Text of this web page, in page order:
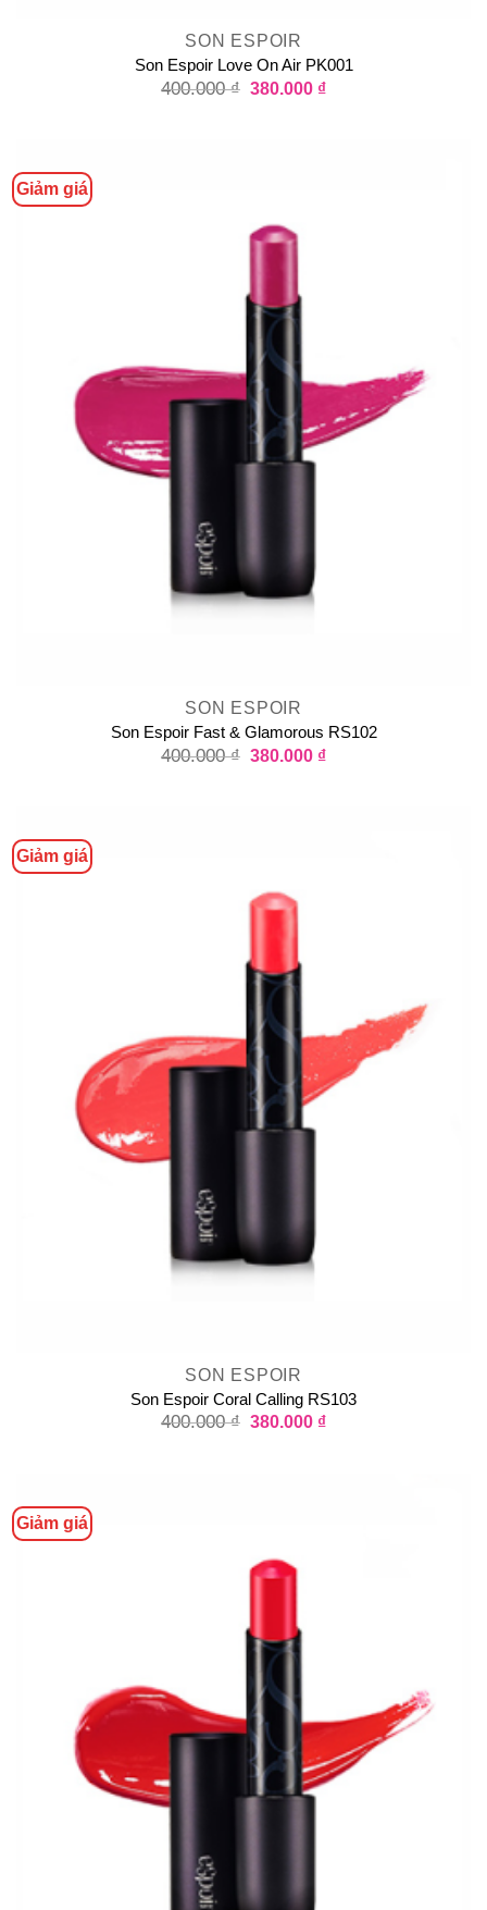
SON ESPOIR
Son Espoir Love On Air PK001
400.000₫ 380.000 ₫
Giảm giá
SON ESPOIR
Son Espoir Fast & Glamorous RS102
400.000₫ 380.000 ₫
Giảm giá
SON ESPOIR
Son Espoir Coral Calling RS103
400.000₫ 380.000 ₫
Giảm giá